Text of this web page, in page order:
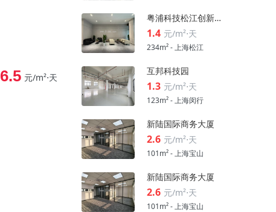
6.5 元/m²⋅天
粤浦科技松江创新中心
1.4 元/m²⋅天
234m² - 上海松江
互邦科技园
1.3 元/m²⋅天
123m² - 上海闵行
新陆国际商务大厦
2.6 元/m²⋅天
101m² - 上海宝山
新陆国际商务大厦
2.6 元/m²⋅天
101m² - 上海宝山